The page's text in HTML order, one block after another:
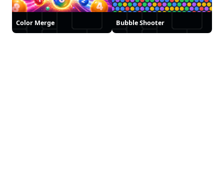
Color Merge Bubble Shooter